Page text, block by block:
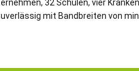
32 Schulen, vier
mit Bandbreiten von